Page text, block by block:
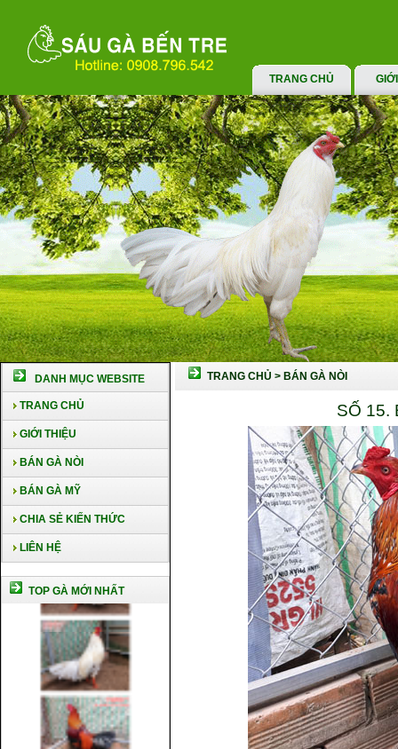
TRANG CHỦ
DANH MỤC WEBSITE
TRANG CHỦ
GIỚI THIỆU
BÁN GÀ NÒI
BÁN GÀ MỸ
CHIA SẺ KIẾN THỨC
LIÊN HỆ
TOP GÀ MỚI NHẤT
TRANG CHỦ > BÁN GÀ NÒI
SỐ 15.